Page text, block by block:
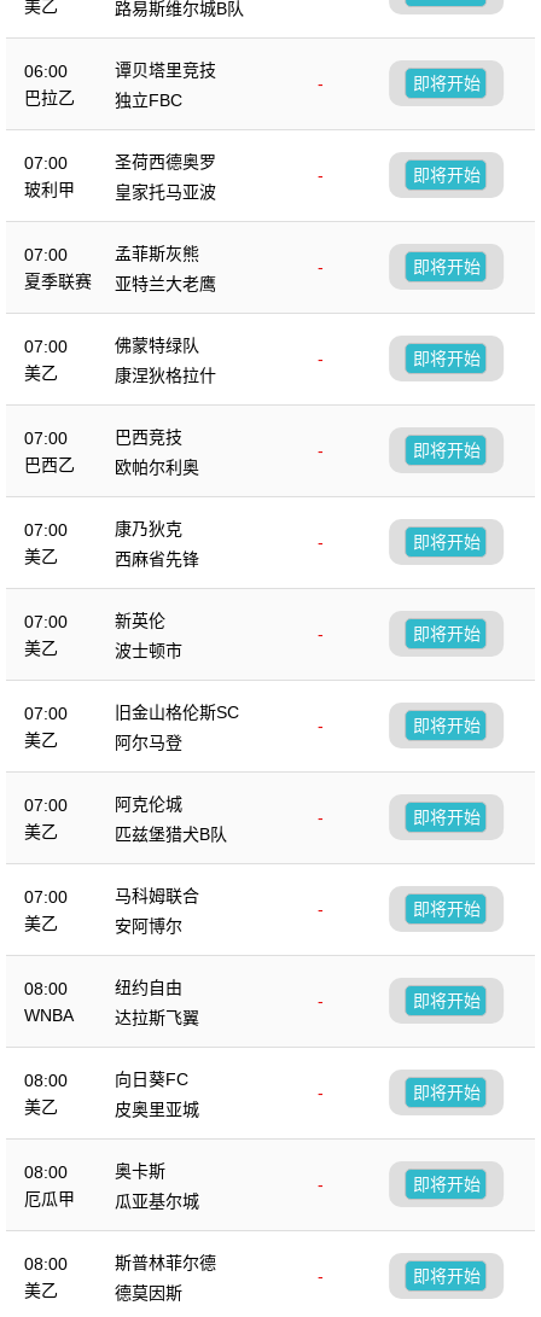
美乙
路易斯维尔城B队
06:00
巴拉乙
谭贝塔里竞技
-
独立FBC
即将开始
07:00
玻利甲
圣荷西德奥罗
-
皇家托马亚波
即将开始
07:00
夏季联赛
孟菲斯灰熊
-
亚特兰大老鹰
即将开始
07:00
美乙
佛蒙特绿队
-
康涅狄格拉什
即将开始
07:00
巴西乙
巴西竞技
-
欧帕尔利奥
即将开始
07:00
美乙
康乃狄克
-
西麻省先锋
即将开始
07:00
美乙
新英伦
-
波士顿市
即将开始
07:00
美乙
旧金山格伦斯SC
-
阿尔马登
即将开始
07:00
美乙
阿克伦城
-
匹兹堡猎犬B队
即将开始
07:00
美乙
马科姆联合
-
安阿博尔
即将开始
08:00
WNBA
纽约自由
-
达拉斯飞翼
即将开始
08:00
美乙
向日葵FC
-
皮奥里亚城
即将开始
08:00
厄瓜甲
奥卡斯
-
瓜亚基尔城
即将开始
08:00
美乙
斯普林菲尔德
-
德莫因斯
即将开始